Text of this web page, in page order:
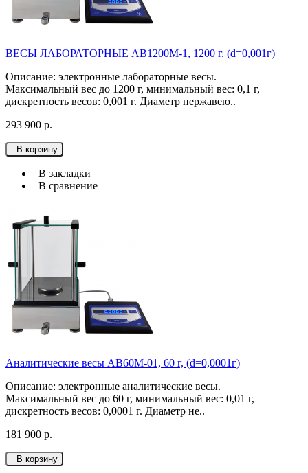
ВЕСЫ ЛАБОРАТОРНЫЕ АВ1200М-1, 1200 г. (d=0,001г)
Описание: электронные лабораторные весы.
Максимальный вес до 1200 г, минимальный вес: 0,1 г,
дискретность весов: 0,001 г. Диаметр нержавею..
293 900 р.
В корзину
В закладки
В сравнение
Аналитические весы АВ60М-01, 60 г, (d=0,0001г)
Описание: электронные аналитические весы.
Максимальный вес до 60 г, минимальный вес: 0,01 г,
дискретность весов: 0,0001 г. Диаметр не..
181 900 р.
В корзину